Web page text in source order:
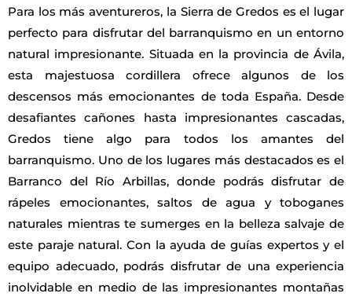
Para los más aventureros, la Sierra de Gredos es el lugar
perfecto para disfrutar del barranquismo en un entorno
natural impresionante. Situada en la provincia de Ávila,
esta majestuosa cordillera ofrece algunos de los
descensos más emocionantes de toda España. Desde
desafiantes cañones hasta impresionantes cascadas,
Gredos tiene algo para todos los amantes del
barranquismo. Uno de los lugares más destacados es el
Barranco del Río Arbillas, donde podrás disfrutar de
rápeles emocionantes, saltos de agua y toboganes
naturales mientras te sumerges en la belleza salvaje de
este paraje natural. Con la ayuda de guías expertos y el
equipo adecuado, podrás disfrutar de una experiencia
inolvidable en medio de las impresionantes montañas